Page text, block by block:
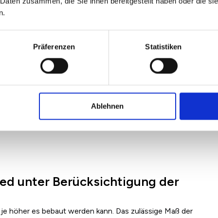
Präferenzen Statistiken
Ablehnen
unter Berücksichtigung der
höher es bebaut werden kann. Das zulässige Maß der